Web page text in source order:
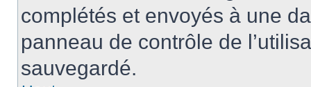
complétés et envoyés à une
panneau de contrôle de
sauvegardé.